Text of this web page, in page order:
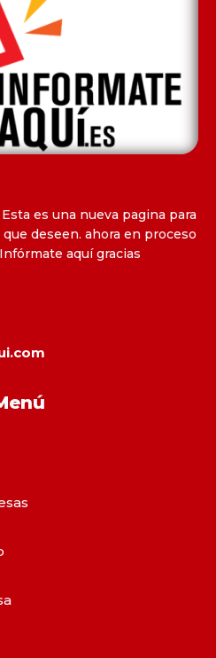
es una nueva pagina para
deseen. ahora en proceso
aquí gracias